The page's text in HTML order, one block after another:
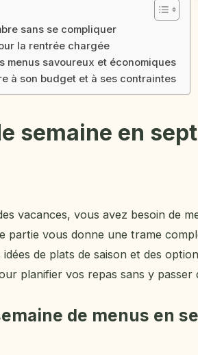
sans se compliquer
la rentrée chargée
menus savoureux et économiques
à son budget et à ses contraintes
semaine en
vacances, vous avez besoin de
partie vous donne une trame
de plats de saison et des
planifier vos repas sans y passer
de menus en